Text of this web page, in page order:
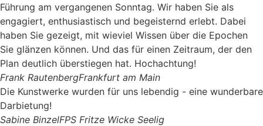
Führung am vergangenen Sonntag. Wir haben Sie als
engagiert, enthusiastisch und begeisternd erlebt. Dabei
haben Sie gezeigt, mit wieviel Wissen über die Epochen
Sie glänzen können. Und das für einen Zeitraum, der den
Plan deutlich überstiegen hat. Hochachtung!
Frank RautenbergFrankfurt am Main
Die Kunstwerke wurden für uns lebendig - eine wunderbare
Darbietung!
Sabine BinzelFPS Fritze Wicke Seelig